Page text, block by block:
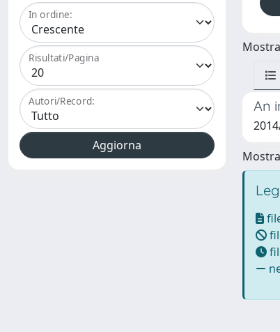
In ordine:
Risultati/Pagina
Autori/Record: An